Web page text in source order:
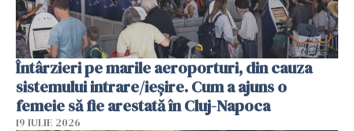
Întârzieri pe marile aeroporturi, din cauza
sistemului intrare/ieșire. Cum a ajuns o
femeie să fie arestată în Cluj-Napoca
19 IULIE 2026